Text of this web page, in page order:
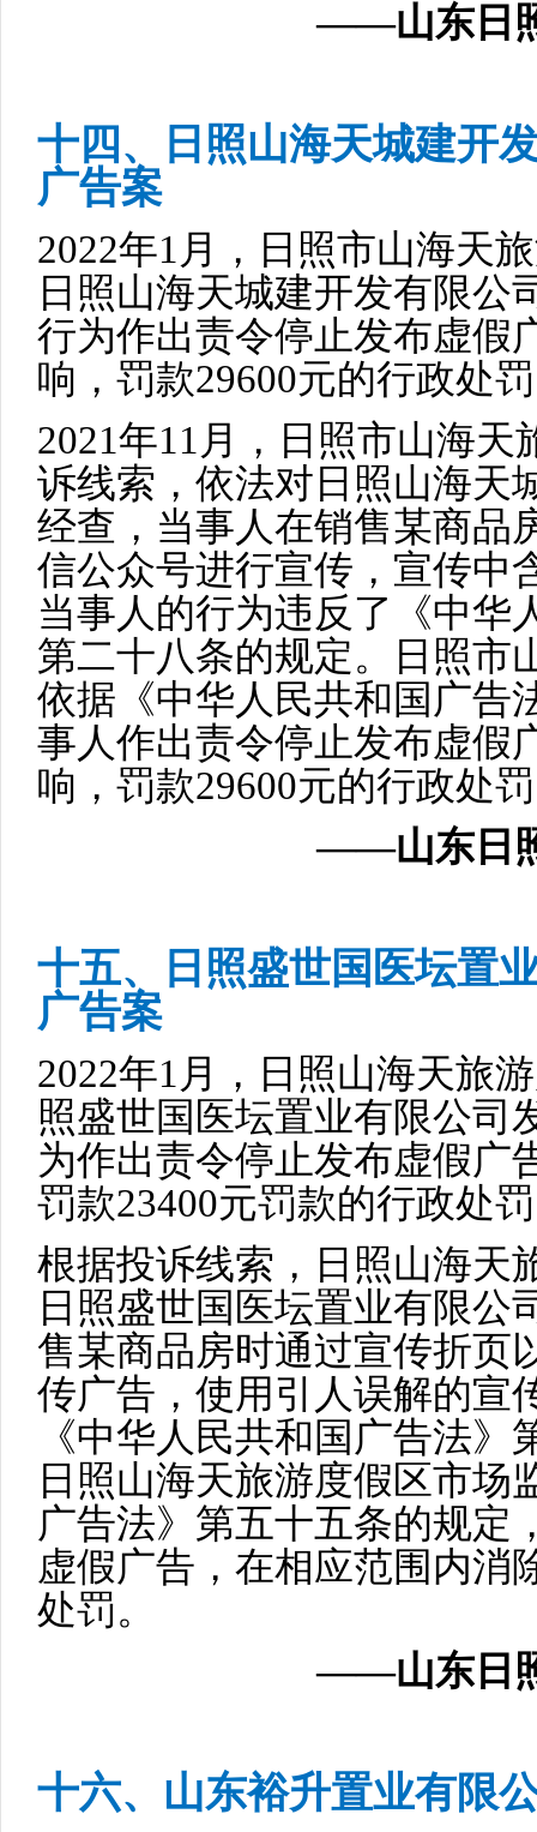
——山东日
十四、日照山海天城建开
广告案
2022年1月，日照市山海天
日照山海天城建开发有限公
行为作出责令停止发布虚假
响，罚款29600元的行政处
2021年11月，日照市山海
诉线索，依法对日照山海天
经查，当事人在销售某商品
信公众号进行宣传，宣传中
当事人的行为违反了《中华
第二十八条的规定。日照市
依据《中华人民共和国广告
事人作出责令停止发布虚假
响，罚款29600元的行政处
——山东日
十五、日照盛世国医坛置
广告案
2022年1月，日照山海天旅
照盛世国医坛置业有限公司
为作出责令停止发布虚假广
罚款23400元罚款的行政处
根据投诉线索，日照山海天
日照盛世国医坛置业有限公
售某商品房时通过宣传折页
传广告，使用引人误解的宣
《中华人民共和国广告法
日照山海天旅游度假区市场
广告法》第五十五条的规定
虚假广告，在相应范围内消
处罚。
——山东日
十六、山东裕升置业有限